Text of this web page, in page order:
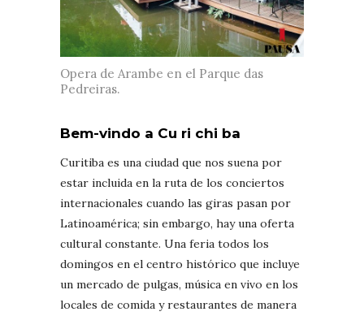
Opera de Arambe en el Parque das
Pedreiras.
Bem-vindo a Cu ri chi ba
Curitiba es una ciudad que nos suena por
estar incluida en la ruta de los conciertos
internacionales cuando las giras pasan por
Latinoamérica; sin embargo, hay una oferta
cultural constante. Una feria todos los
domingos en el centro histórico que incluye
un mercado de pulgas, música en vivo en los
locales de comida y restaurantes de manera